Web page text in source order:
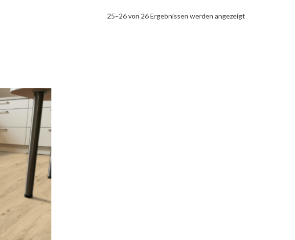
25–26 von 26 Ergebnissen werden angezeigt